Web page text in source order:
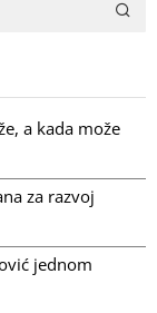
a kada može
za razvoj
jednom